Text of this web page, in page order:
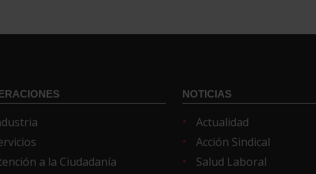
a la Ciudadanía
NOTICIAS
Actualidad
Acción Sindical
Salud Laboral